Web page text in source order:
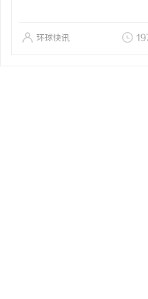
环球快讯